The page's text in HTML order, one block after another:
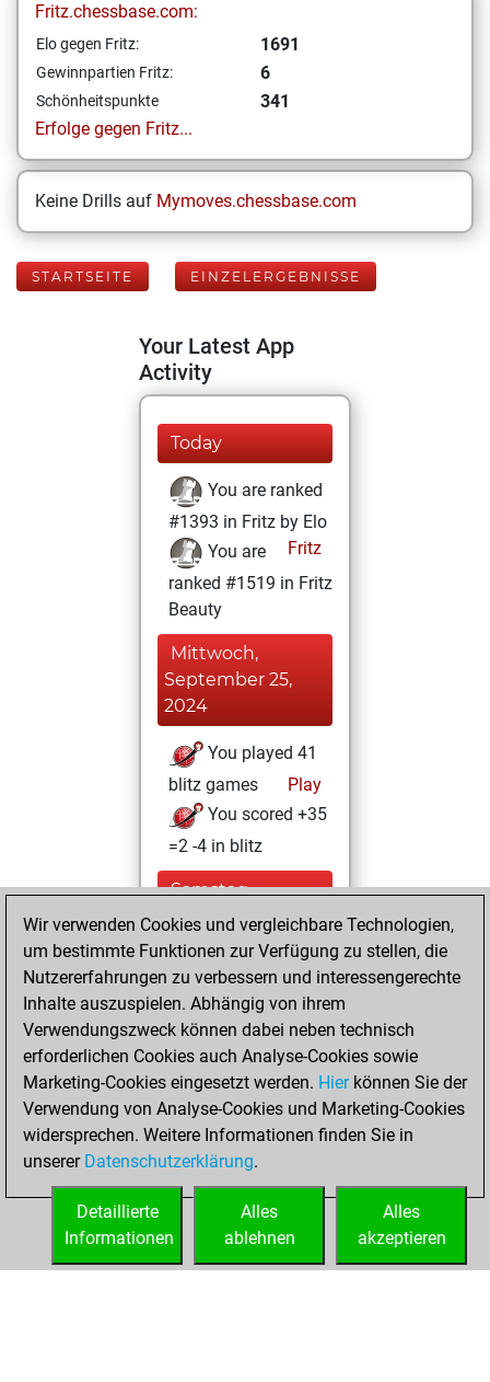
Fritz.chessbase.com:
Elo gegen Fritz: 1691
Gewinnpartien Fritz: 6
Schönheitspunkte
341
Erfolge gegen Fritz...
Keine Drills auf Mymoves.chessbase.com
STARTSEITE EINZELERGEBNISSE
Your Latest App
Activity
Today
You are ranked
#1393 in Fritz by Elo
Fritz
You are
ranked #1519 in Fritz
Beauty
Mittwoch,
September 25,
2024
You played 41
blitz games
Play
You scored +35
=2 -4 in blitz
Samstag,
September 21,
2024
You won
against Fritz
Fritz
You achieved a
BeautyScore of 341
You achieved a
new Elo of 1691
You created
your Fritz account
Wir verwenden Cookies und vergleichbare Technologien,
um bestimmte Funktionen zur Verfügung zu stellen, die
Nutzererfahrungen zu verbessern und interessengerechte
Inhalte auszuspielen. Abhängig von ihrem
Verwendungszweck können dabei neben technisch
erforderlichen Cookies auch Analyse-Cookies sowie
Marketing-Cookies eingesetzt werden. Hierkönnen Sie der
Verwendung von Analyse-Cookies und Marketing-Cookies
widersprechen. Weitere Informationen finden Sie in
unserer Datenschutzerklärung.
Alles
akzeptieren
Alles
ablehnen
Detaillierte
Informationen